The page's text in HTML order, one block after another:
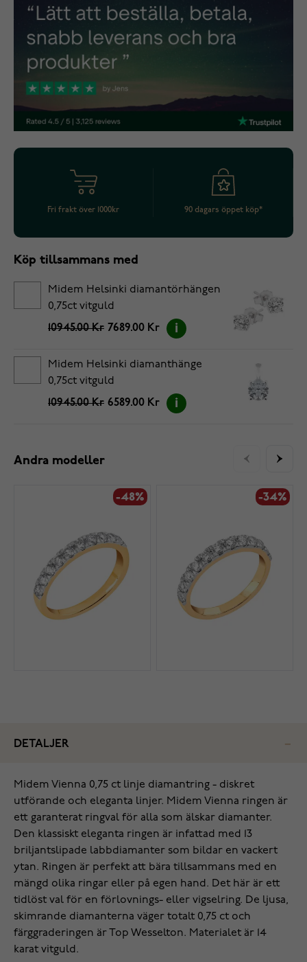
Fri frakt över 1000kr 90 dagars öppet köp*
Köp tillsammans med
Midem Helsinki diamantörhängen
0,75ct vitguld
10945.00 Kr 7689.00 Kr
Midem Helsinki diamanthänge
0,75ct vitguld
10945.00 Kr 6589.00 Kr
Andra modeller
-48% -34%
DETALJER
Midem Vienna 0,75 ct linje diamantring - diskret
utförande och eleganta linjer. Midem Vienna ringen är
ett garanterat ringval för alla som älskar diamanter.
Den klassiskt eleganta ringen är infattad med 13
briljantslipade labbdiamanter som bildar en vackert
ytan. Ringen är perfekt att bära tillsammans med en
mängd olika ringar eller på egen hand. Det här är ett
tidlöst val för en förlovnings- eller vigselring. De ljusa,
skimrande diamanterna väger totalt 0,75 ct och
färggraderingen är Top Wesselton. Materialet är 14
karat vitguld.